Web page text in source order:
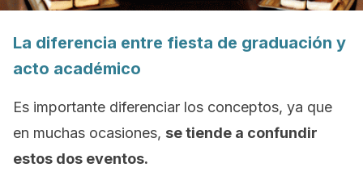
La diferencia entre fiesta de graduación y
acto académico
Es importante diferenciar los conceptos, ya que
en muchas ocasiones, se tiende a confundir
estos dos eventos.